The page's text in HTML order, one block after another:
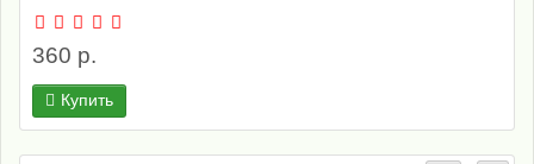
360 р.
Купить